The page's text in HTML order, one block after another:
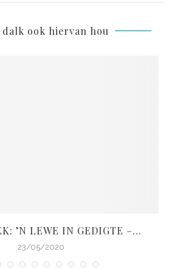
dalk ook hiervan hou
’N LEWE IN GEDIGTE –...
23/05/2020